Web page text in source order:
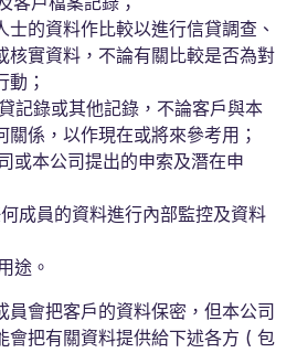
的資料作比較以進行信貸調查、
核實資料，不論有關比較是否為對
動；
記錄或其他記錄，不論客戶與本
關係，以作現在或將來參考用；
或本公司提出的申索及潛在申
成員的資料進行內部監控及資料
途。
員會把客戶的資料保密，但本公司
會把有關資料提供給下述各方 ( 包